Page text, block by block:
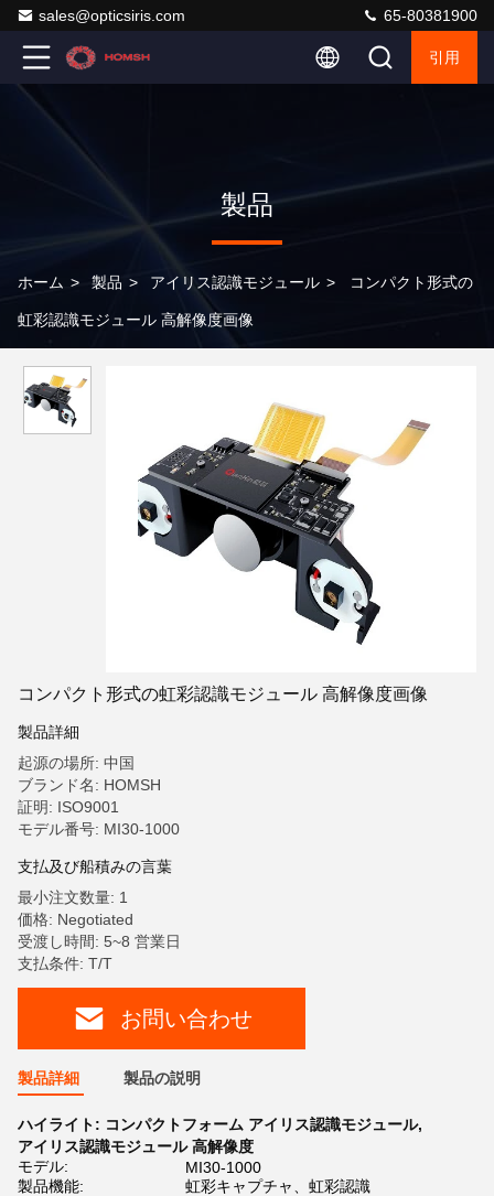
sales@opticsiris.com 65-80381900
引用
製品
ホーム > 製品 > アイリス認識モジュール > コンパクト形式の
虹彩認識モジュール 高解像度画像
コンパクト形式の虹彩認識モジュール 高解像度画像
製品詳細
起源の場所: 中国
ブランド名: HOMSH
証明: ISO9001
モデル番号: MI30-1000
支払及び船積みの言葉
最小注文数量: 1
価格: Negotiated
受渡し時間: 5~8 営業日
支払条件: T/T
お問い合わせ
製品詳細 製品の説明
ハイライト: コンパクトフォーム アイリス認識モジュール,
アイリス認識モジュール 高解像度
モデル:
MI30-1000
製品機能:
虹彩キャプチャ、虹彩認識